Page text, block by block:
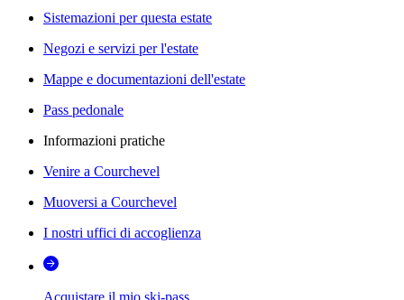
Sistemazioni per questa estate
Negozi e servizi per l'estate
Mappe e documentazioni dell'estate
Pass pedonale
Informazioni pratiche
Venire a Courchevel
Muoversi a Courchevel
I nostri uffici di accoglienza